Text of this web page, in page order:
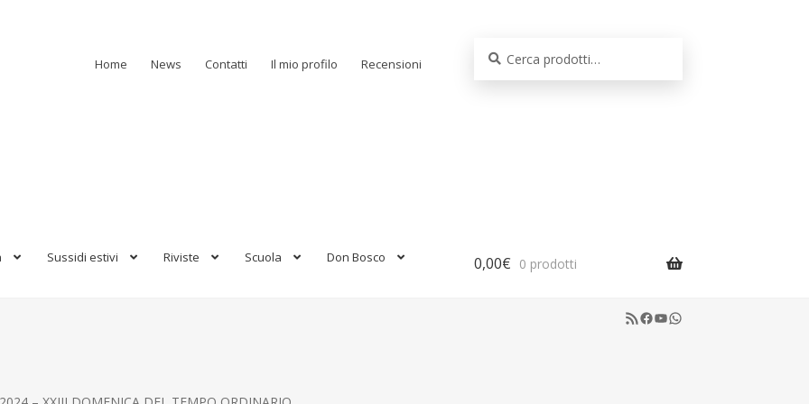
Home News Contatti Il mio profilo Recensioni
Sussidi estivi Riviste Scuola Don Bosco 0,00€ 0 prodotti
RSS Feed
Facebook
YouTube
WhatsApp